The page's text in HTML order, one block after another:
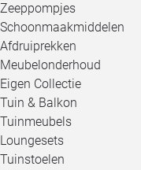
Zeeppompjes
Schoonmaakmiddelen
Afdruiprekken
Meubelonderhoud
Eigen Collectie
Tuin & Balkon
Tuinmeubels
Loungesets
Tuinstoelen